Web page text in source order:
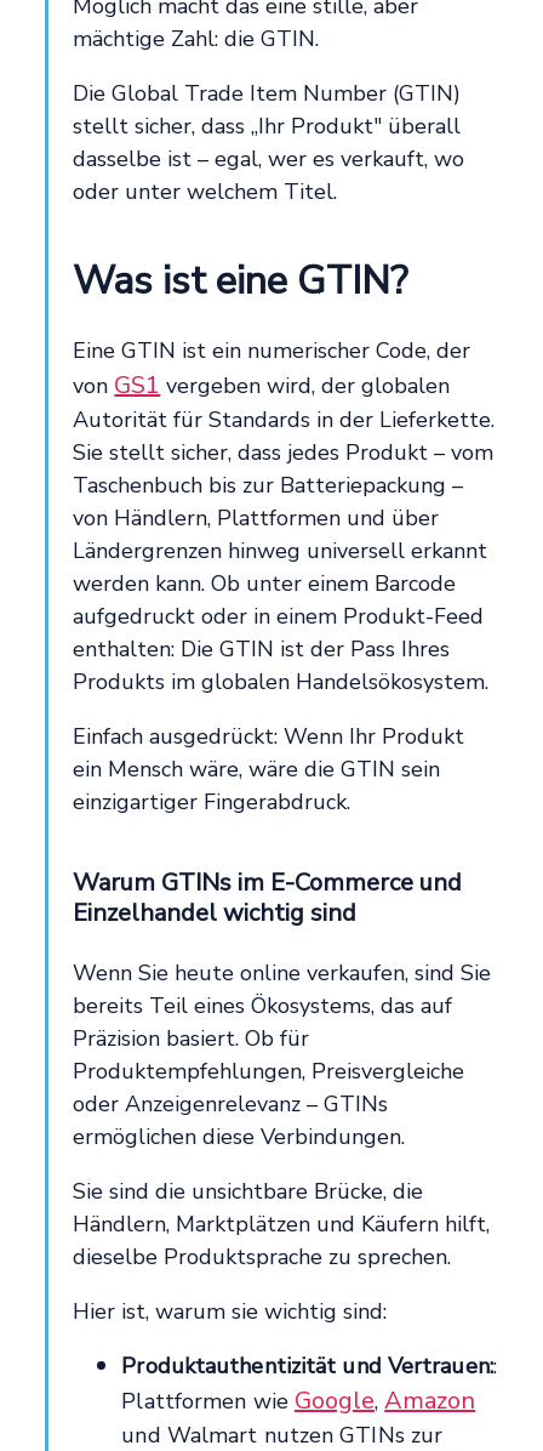
mächtige Zahl: die GTIN.
Die Global Trade Item Number (GTIN)
stellt sicher, dass „Ihr Produkt" überall
dasselbe ist – egal, wer es verkauft, wo
oder unter welchem Titel.
Was ist eine GTIN?
Eine GTIN ist ein numerischer Code, der
von GS1 vergeben wird, der globalen
Autorität für Standards in der Lieferkette.
Sie stellt sicher, dass jedes Produkt – vom
Taschenbuch bis zur Batteriepackung –
von Händlern, Plattformen und über
Ländergrenzen hinweg universell erkannt
werden kann. Ob unter einem Barcode
aufgedruckt oder in einem Produkt-Feed
enthalten: Die GTIN ist der Pass Ihres
Produkts im globalen Handelsökosystem.
Einfach ausgedrückt: Wenn Ihr Produkt
ein Mensch wäre, wäre die GTIN sein
einzigartiger Fingerabdruck.
Warum GTINs im E-Commerce und
Einzelhandel wichtig sind
Wenn Sie heute online verkaufen, sind Sie
bereits Teil eines Ökosystems, das auf
Präzision basiert. Ob für
Produktempfehlungen, Preisvergleiche
oder Anzeigenrelevanz – GTINs
ermöglichen diese Verbindungen.
Sie sind die unsichtbare Brücke, die
Händlern, Marktplätzen und Käufern hilft,
dieselbe Produktsprache zu sprechen.
Hier ist, warum sie wichtig sind:
Produktauthentizität und Vertrauen::
Plattformen wie Google,Amazon
und Walmart nutzen GTINs zur